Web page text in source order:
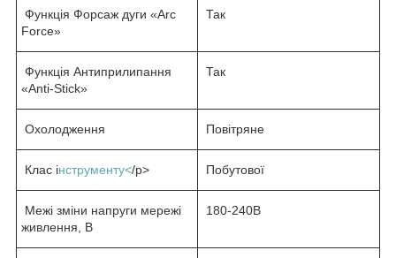
Функція Форсаж дуги «Arc
Force»
Так
Функція Антиприлипання
«Anti-Stick»
Так
Охолодження Повітряне
Клас інструменту</p> Побутової
Межі зміни напруги мережі
живлення, В
180-240В